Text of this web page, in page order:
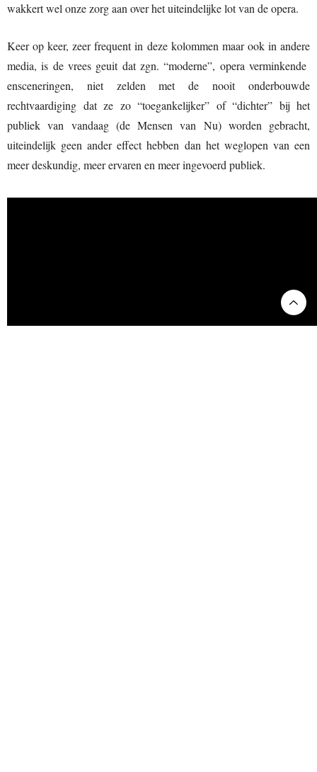
wakkert wel onze zorg aan over het uiteindelijke lot van de opera.
Keer op keer, zeer frequent in deze kolommen maar ook in andere
media, is de vrees geuit dat zgn. “moderne”, opera verminkende
ensceneringen, niet zelden met de nooit onderbouwde
rechtvaardiging dat ze zo “toegankelijker” of “dichter” bij het
publiek van vandaag (de Mensen van Nu) worden gebracht,
uiteindelijk geen ander effect hebben dan het weglopen van een
meer deskundig, meer ervaren en meer ingevoerd publiek.